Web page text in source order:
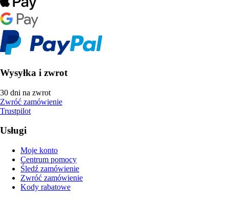
Wysyłka i zwrot
30 dni na zwrot
Zwróć zamówienie
Trustpilot
Usługi
Moje konto
Centrum pomocy
Śledź zamówienie
Zwróć zamówienie
Kody rabatowe